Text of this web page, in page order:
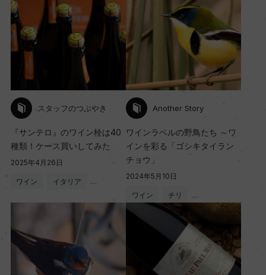
スタッフのつぶやき
『サンテロ』のワイン栓は40
種類！ケース買いしてみた
2025年4月26日
ワイン イタリア …
Another Story
ワインラベルの野鳥たち ～ワ
インを彩る「ゴシキタイラン
チョウ」
2024年5月10日
ワイン チリ …